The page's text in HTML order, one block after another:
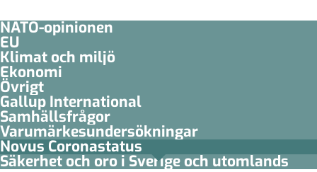
NATO-opinionen
EU
Klimat och miljö
Ekonomi
Övrigt
Gallup International
Samhällsfrågor
Varumärkesundersökningar
Novus Coronastatus
Säkerhet och oro i Sverige och utomlands